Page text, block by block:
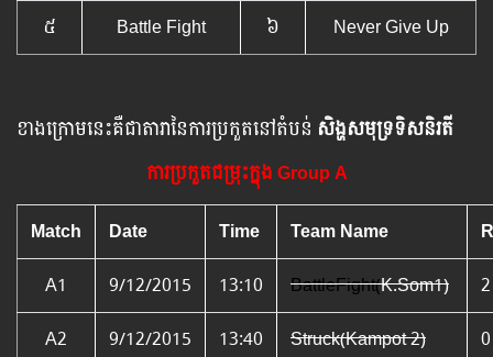
៥
Battle Fight ៦ Never Give Up
ខាងក្រោមនេះគឺជាតារានៃការប្រកួតនៅតំបន់ សិង្ហសមុទ្រទិសនិរតី
ការប្រកួតជម្រុះក្នុងGroupA
Match
Date Time Team Name
A1
9/12/2015 13:10 BattleFight(K.Som1)
2
A2
9/12/2015 13:40 Struck(Kampot 2)
0